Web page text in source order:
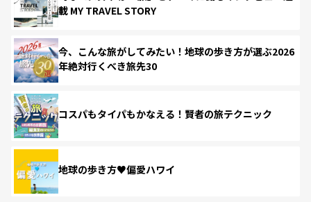
載 MY TRAVEL STORY
今、こんな旅がしてみたい！地球の歩き方が選ぶ2026
年絶対行くべき旅先30
コスパもタイパもかなえる！賢者の旅テクニック
地球の歩き方♥偏愛ハワイ